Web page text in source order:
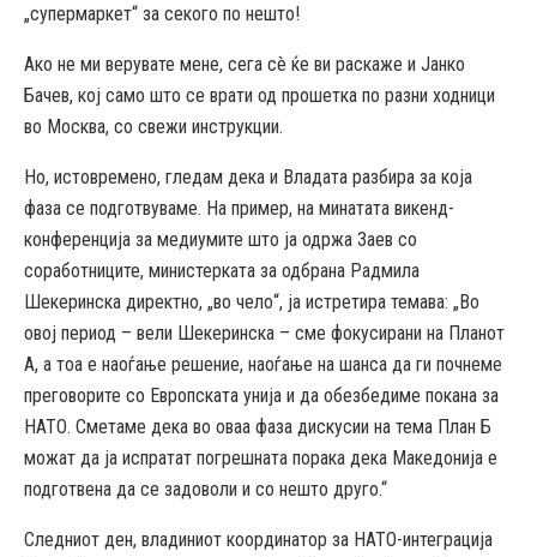
„супермаркет“ за секого по нешто!
Ако не ми верувате мене, сега сè ќе ви раскаже и Јанко
Бачев, кој само што се врати од прошетка по разни ходници
во Москва, со свежи инструкции.
Но, истовремено, гледам дека и Владата разбира за која
фаза се подготвуваме. На пример, на минатата викенд-
конференција за медиумите што ја одржа Заев со
соработниците, министерката за одбрана Радмила
Шекеринска директно, „во чело“, ја истретира темава: „Во
овој период – вели Шекеринска – сме фокусирани на Планот
А, а тоа е наоѓање решение, наоѓање на шанса да ги почнеме
преговорите со Европската унија и да обезбедиме покана за
НАТО. Сметаме дека во оваа фаза дискусии на тема План Б
можат да ја испратат погрешната порака дека Македонија е
подготвена да се задоволи и со нешто друго.“
Следниот ден, владиниот координатор за НАТО-интеграција